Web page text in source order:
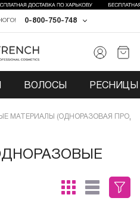
0-800-750-748
ВОЛОСЫ РЕСНИЦЫ
МАТЕРИАЛЫ (ОДНОРАЗОВАЯ